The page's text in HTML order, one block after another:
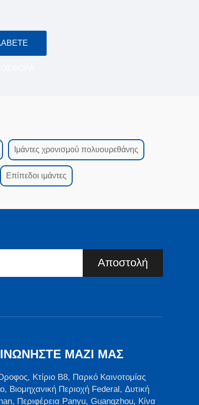
Ιμάντες χρονισμού πολυουρεθάνης
Επίπεδοι ιμάντες
Αποστολή
ΜΑΖΊ ΜΑΣ
Κτίριο B8, Παρκό Καινοτομίας
Βιομηχανική Περιοχή Federal, Δυτική
Περιφέρεια Panyu, Guangzhou, Κίνα